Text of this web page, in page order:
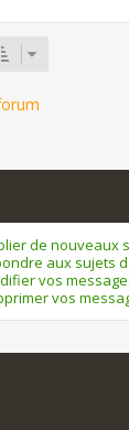
de nouveaux
aux sujets
vos
vos